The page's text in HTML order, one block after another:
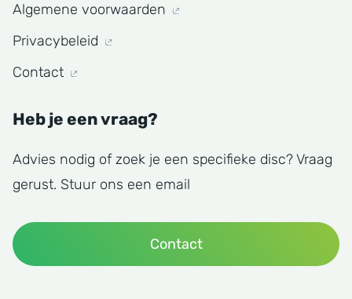
Algemene voorwaarden
Privacybeleid
Contact
Heb je een vraag?
Advies nodig of zoek je een specifieke disc? Vraag
gerust. Stuur ons een email
Contact